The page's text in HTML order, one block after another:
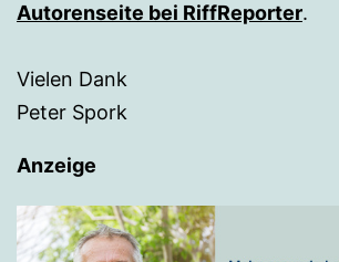
Autorenseite bei RiffReporter.
Vielen Dank
Peter Spork
Anzeige